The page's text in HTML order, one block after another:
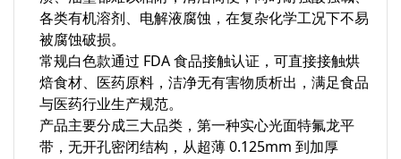
各类有机溶剂、电解液腐蚀，在复杂化学工况下不易
被腐蚀破损。
常规白色款通过 FDA 食品接触认证，可直接接触烘
焙食材、医药原料，洁净无有害物质析出，满足食品
与医药行业生产规范。
产品主要分成三大品类，第一种实心光面特氟龙平
带，无开孔密闭结构，从超薄 0.125mm 到加厚